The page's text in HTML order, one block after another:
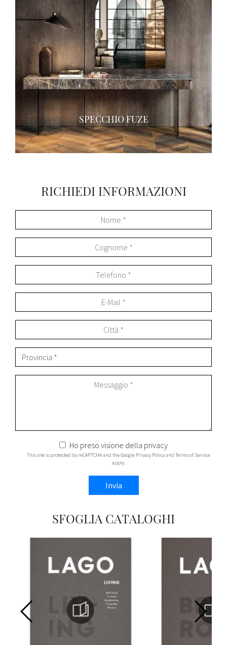
SPECCHIO FUZE
RICHIEDI INFORMAZIONI
Ho preso visione della privacy
This site is protected by reCAPTCHA and the Google Privacy Policyand Terms of Service
apply.
Invia
SFOGLIA CATALOGHI